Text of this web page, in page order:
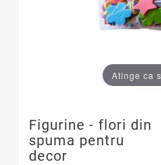
Atinge ca
Figurine - flori din
spuma pentru
decor